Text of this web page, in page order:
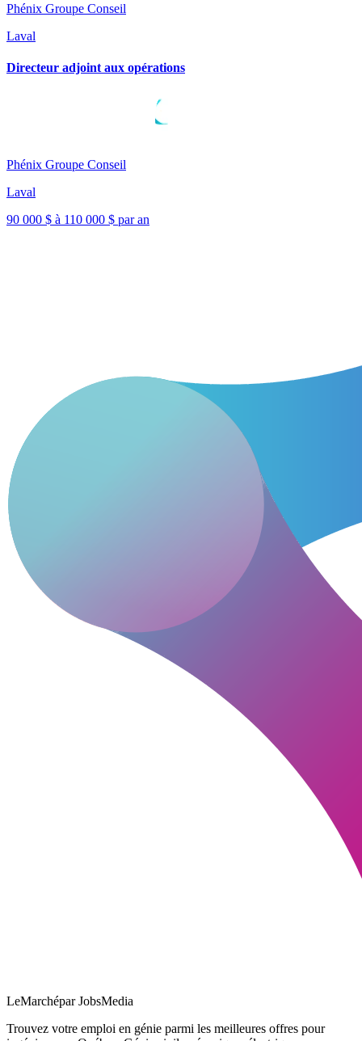
Phénix Groupe Conseil
Laval
Directeur adjoint aux opérations
Phénix Groupe Conseil
Laval
90 000 $ à 110 000 $ par an
LeMarchépar JobsMedia
Trouvez votre emploi en génie parmi les meilleures offres pour